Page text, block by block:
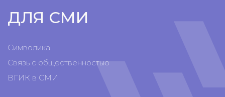
ДЛЯ СМИ
Символика
Связь с общественностью
ВГИК в СМИ